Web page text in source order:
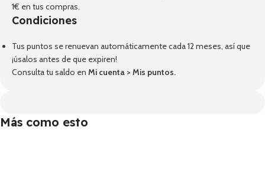
1€ en tus compras.
Condiciones
Tus puntos se renuevan automáticamente cada 12 meses, así que
¡úsalos antes de que expiren!
Consulta tu saldo en Mi cuenta > Mis puntos.
Más como esto